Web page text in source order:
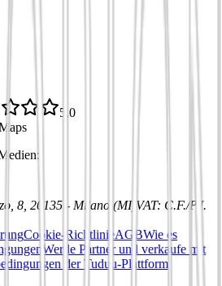
5,0
:
8, 20135 - Milano (MI) VAT: C.F./P.I.
Cookie-RichtlinieAGBWie es
Werde Partner und verkaufe mit
der Tuduu-Plattform